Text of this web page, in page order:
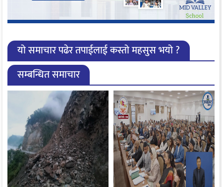
यो समाचार पढेर तपाईलाई कस्तो महसुस भयो ?
सम्बन्धित समाचार